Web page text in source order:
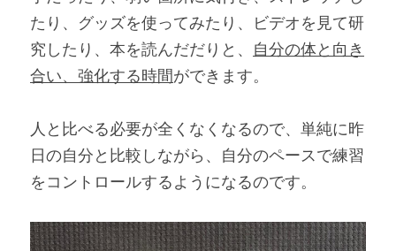
たり、グッズを使ってみたり、ビデオを見て研
究したり、本を読んだだりと、 自分の体と向き
合い、強化する時間ができます。
人と比べる必要が全くなくなるので、単純に昨
日の自分と比較しながら、自分のペースで練習
をコントロールするようになるのです。